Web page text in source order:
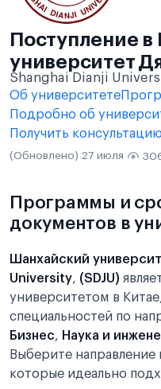
Поступление
университет
Shanghai Dianji
Об университете
Подробно об
Получить консультацию
(Обновлено) 27 июля
Программы и
документов в
Шанхайский
University, (SDJU)
университетом в
специальностей по
Бизнес, Наука и
Выберите
которые идеально